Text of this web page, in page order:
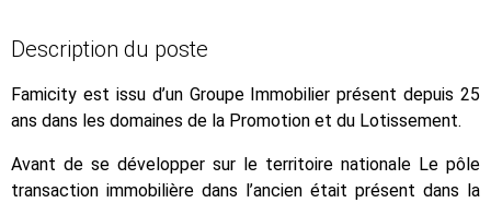
Description du poste
Famicity est issu d’un Groupe Immobilier présent depuis 25
ans dans les domaines de la Promotion et du Lotissement.
Avant de se développer sur le territoire nationale Le pôle
transaction immobilière dans l’ancien était présent dans la